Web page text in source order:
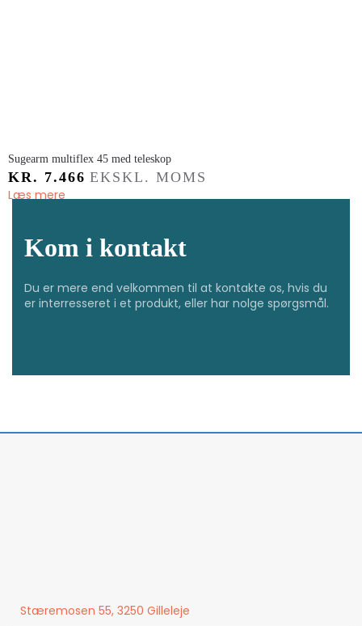
Sugearm multiflex 45 med teleskop
KR. 7.466 EKSKL. MOMS
Læs mere
Kom i kontakt
Du er mere end velkommen til at kontakte os, hvis du
er interresseret i et produkt, eller har nolge spørgsmål.
Stæremosen 55, 3250 Gilleleje